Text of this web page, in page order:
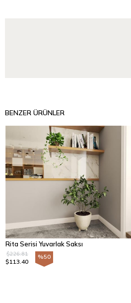
BENZER ÜRÜNLER
Rita Serisi Yuvarlak Saksı
%50
$113.40
$226.81